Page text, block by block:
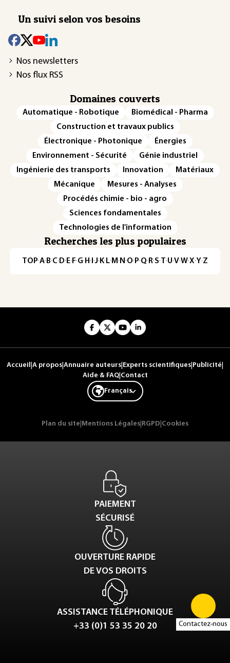
Contactez-nous
Un suivi selon vos besoins
Nos newsletters
Nos flux RSS
Domaines couverts
Automatique - Robotique
Biomédical - Pharma
Construction et travaux publics
Électronique - Photonique
Énergies
Environnement - Sécurité
Génie industriel
Ingénierie des transports
Innovation
Matériaux
Mécanique
Mesures - Analyses
Procédés chimie - bio - agro
Sciences fondamentales
Technologies de l'information
Recherches les plus populaires
TOP·A·B·C· D· E· F·G· H · ·J· K· L· M · N ·O· P·Q· R·S·T·U·V·W·X·Y·Z
Accueil A propos Annuaire auteurs Experts scientifiques Publicité
Aide & FAQ| Contact
Français
Plan du site Mentions Légales RGPD Cookies
PAIEMENT
SÉCURISÉ
OUVERTURE RAPIDE
DE VOS DROITS
ASSISTANCE TÉLÉPHONIQUE
+33 (0)1 53 35 20 20